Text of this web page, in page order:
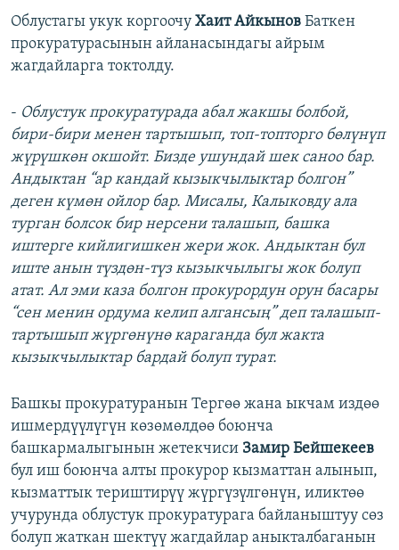
​Облустагы укук коргоочу Хаит Айкынов Баткен
прокуратурасынын айланасындагы айрым
жагдайларга токтолду.
- Облустук прокуратурада абал жакшы болбой,
бири-бири менен тартышып, топ-топторго бөлүнүп
жүрүшкөн окшойт. Бизде ушундай шек саноо бар.
Андыктан “ар кандай кызыкчылыктар болгон”
деген күмөн ойлор бар. Мисалы, Калыковду ала
турган болсок бир нерсени талашып, башка
иштерге кийлигишкен жери жок. Андыктан бул
иште анын түздөн-түз кызыкчылыгы жок болуп
атат. Ал эми каза болгон прокурордун орун басары
“сен менин ордума келип алгансың” деп талашып-
тартышып жүргөнүнө караганда бул жакта
кызыкчылыктар бардай болуп турат.
Башкы прокуратуранын Тергөө жана ыкчам издөө
ишмердүүлүгүн көзөмөлдөө боюнча
башкармалыгынын жетекчиси Замир Бейшекеев
бул иш боюнча алты прокурор кызматтан алынып,
кызматтык териштирүү жүргүзүлгөнүн, иликтөө
учурунда облустук прокуратурага байланыштуу сөз
болуп жаткан шектүү жагдайлар аныкталбаганын